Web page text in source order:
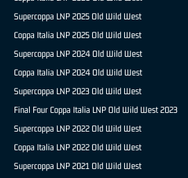
Supercoppa LNP 2025 Old Wild West
Coppa Italia LNP 2025 Old Wild West
Supercoppa LNP 2024 Old Wild West
Coppa Italia LNP 2024 Old Wild West
Supercoppa LNP 2023 Old Wild West
Final Four Coppa Italia LNP Old Wild West 2023
Supercoppa LNP 2022 Old Wild West
Coppa Italia LNP 2022 Old Wild West
Supercoppa LNP 2021 Old Wild West